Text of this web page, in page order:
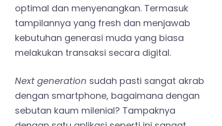
optimal dan menyenangkan. Termasuk
tampilannya yang fresh dan menjawab
kebutuhan generasi muda yang biasa
melakukan transaksi secara digital.
Next generation sudah pasti sangat akrab
dengan smartphone, bagaimana dengan
sebutan kaum milenial? Tampaknya